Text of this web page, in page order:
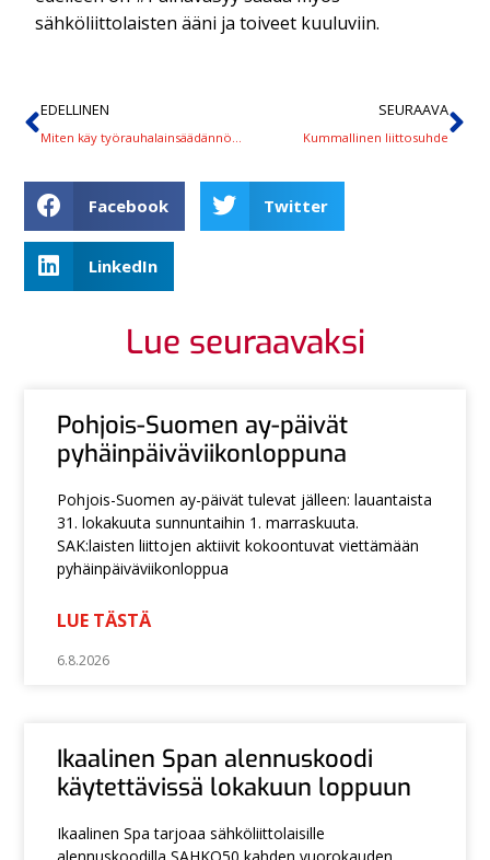
sähköliittolaisten ääni ja toiveet kuuluviin.
EDELLINEN SEURAAVA
Kummallinen liittosuhde
Facebook Twitter
LinkedIn
Lue seuraavaksi
Pohjois-Suomen ay-päivät
pyhäinpäiväviikonloppuna
Pohjois-Suomen ay-päivät tulevat jälleen: lauantaista
31. lokakuuta sunnuntaihin 1. marraskuuta.
SAK:laisten liittojen aktiivit kokoontuvat viettämään
pyhäinpäiväviikonloppua
LUE TÄSTÄ
6.8.2026
Ikaalinen Span alennuskoodi
käytettävissä lokakuun loppuun
Ikaalinen Spa tarjoaa sähköliittolaisille